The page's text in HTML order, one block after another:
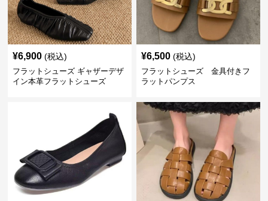
¥6,900 (税込)
フラットシューズ ギャザーデザ
イン本革フラットシューズ
¥6,500 (税込)
フラットシューズ 金具付きフ
ラットパンプス